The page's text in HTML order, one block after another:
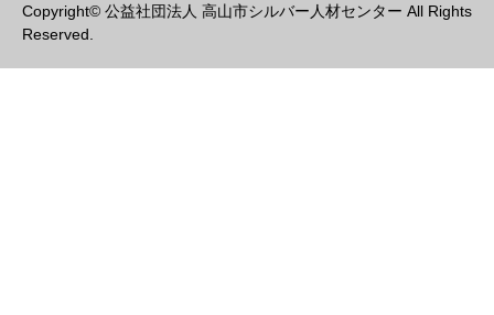
Copyright© 公益社団法人 高山市シルバー人材センター All Rights
Reserved.